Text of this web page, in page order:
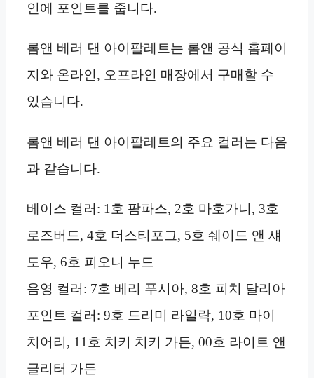
인에 포인트를 줍니다.
롬앤 베러 댄 아이팔레트는 롬앤 공식 홈페이
지와 온라인, 오프라인 매장에서 구매할 수
있습니다.
롬앤 베러 댄 아이팔레트의 주요 컬러는 다음
과 같습니다.
베이스 컬러: 1호 팜파스, 2호 마호가니, 3호
로즈버드, 4호 더스티포그, 5호 쉐이드 앤 섀
도우, 6호 피오니 누드
음영 컬러: 7호 베리 푸시아, 8호 피치 달리아
포인트 컬러: 9호 드리미 라일락, 10호 마이
치어리, 11호 치키 치키 가든, 00호 라이트 앤
글리터 가든